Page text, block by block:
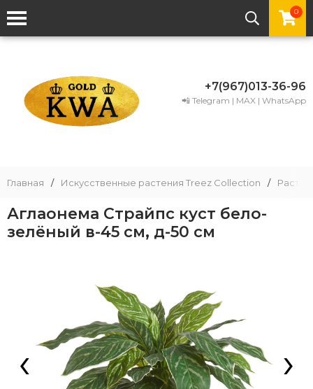
0
+7(967)013-36-96
📲 Telegram | MAX | WhatsApp
Главная / Искусственные растения Treez Collection /
Аглаонема Страйпс куст бело-
зелёный в-45 см, д-50 см
‹ ›